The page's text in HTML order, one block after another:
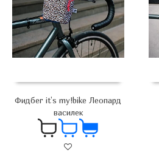
Фидбег it’s my!bike Леопард
василек